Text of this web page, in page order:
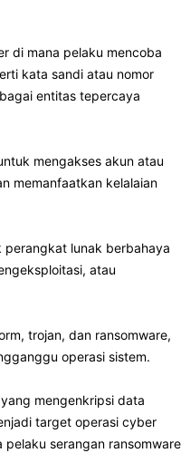
di mana pelaku mencoba
kata sandi atau nomor
entitas tepercaya
mengakses akun atau
memanfaatkan kelalaian
perangkat lunak berbahaya
atau
trojan, dan ransomware,
operasi sistem.
mengenkripsi data
target operasi cyber
serangan ransomware